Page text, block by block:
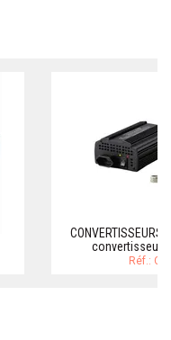
CONVERTISSEURS
convertisseur
Réf.: